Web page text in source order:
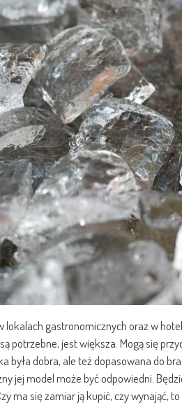
lokalach gastronomicznych oraz w
potrzebne, jest większa. Mogą się
była dobra, ale też dopasowana do
jej model może być odpowiedni.
ma się zamiar ją kupić, czy wynająć,